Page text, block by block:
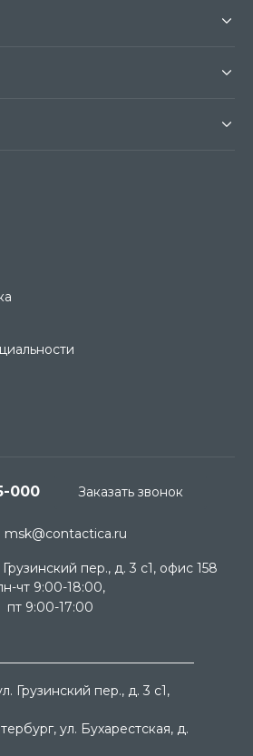
msk@contactica.ru
000
пер., д. 3 c1, офис 158
чт 9:00-18:00,
пт 9:00-17:00
Заказать звонок
Грузинский пер., д. 3 c1,
, ул. Бухарестская, д.